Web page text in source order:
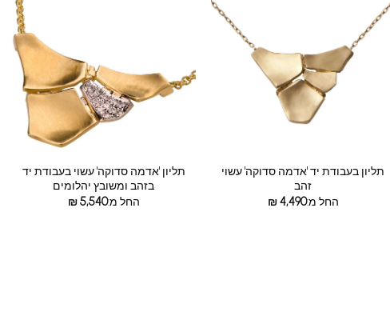
תליון בעבודת יד 'אדמה סדוקה' עשוי
זהב
החל מ:
₪4,490
תליון 'אדמה סדוקה' עשוי בעבודת יד
בזהב ומשובץ יהלומים
החל מ:
₪5,540